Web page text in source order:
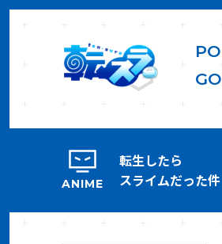
PO
GO
ANIME
転生したら
スライムだった件